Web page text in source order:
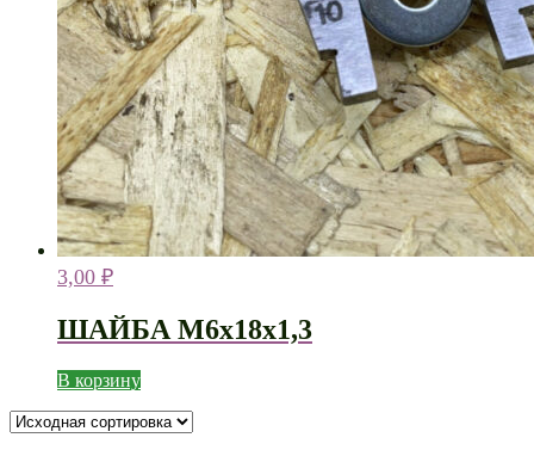
3,00 ₽
ШАЙБА М6х18х1,3
В корзину